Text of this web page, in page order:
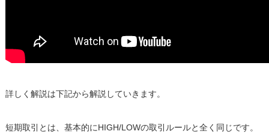
詳しく解説は下記から解説していきます。
短期取引とは、基本的にHIGH/LOWの取引ルールと全く同じです。